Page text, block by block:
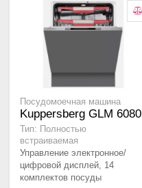
Посудомоечная машина
Kuppersberg GLM 6080
Тип: Полностью
встраиваемая
Управление электронное/
цифровой дисплей, 14
комплектов посуды